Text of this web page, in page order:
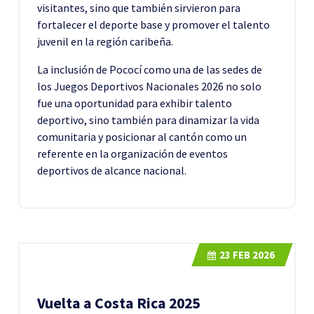
visitantes, sino que también sirvieron para
fortalecer el deporte base y promover el talento
juvenil en la región caribeña.
La inclusión de Pococí como una de las sedes de
los Juegos Deportivos Nacionales 2026 no solo
fue una oportunidad para exhibir talento
deportivo, sino también para dinamizar la vida
comunitaria y posicionar al cantón como un
referente en la organización de eventos
deportivos de alcance nacional.
Vuelta a Costa Rica 2025
23 FEB 2026